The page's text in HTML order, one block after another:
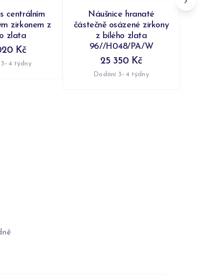
centrálním
zirkonem z
zlata
Kč
týdny
Náušnice hranaté
částečně osázené zirkony
z bílého zlata
96//H048/PA/W
25 350 Kč
Dodání 3–4 týdny